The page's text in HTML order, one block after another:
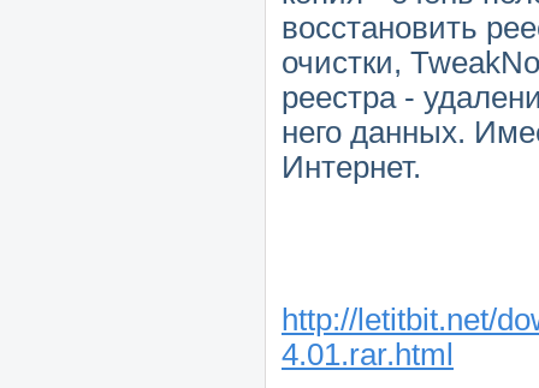
восстановить
очистки,
реестра -
него данных.
Интернет.
http://letitbit.net/
4.01.rar.html